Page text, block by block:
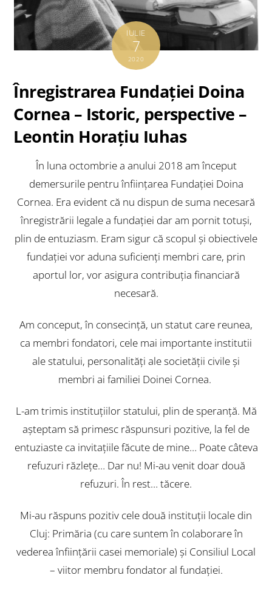
IULIE
7
2020
Înregistrarea Fundaţiei Doina
Cornea – Istoric, perspective –
Leontin Horaţiu Iuhas
În luna octombrie a anului 2018 am început
demersurile pentru înfiinţarea Fundaţiei Doina
Cornea. Era evident că nu dispun de suma necesară
înregistrării legale a fundaţiei dar am pornit totuşi,
plin de entuziasm. Eram sigur că scopul şi obiectivele
fundaţiei vor aduna suficienţi membri care, prin
aportul lor, vor asigura contribuţia financiară
necesară.
Am conceput, în consecinţă, un statut care reunea,
ca membri fondatori, cele mai importante institutii
ale statului, personalităţi ale societăţii civile şi
membri ai familiei Doinei Cornea.
L-am trimis instituţiilor statului, plin de speranţă. Mă
aşteptam să primesc răspunsuri pozitive, la fel de
entuziaste ca invitaţiile făcute de mine… Poate câteva
refuzuri răzleţe… Dar nu! Mi-au venit doar două
refuzuri. În rest… tăcere.
Mi-au răspuns pozitiv cele două instituţii locale din
Cluj: Primăria (cu care suntem în colaborare în
vederea înfiinţării casei memoriale) şi Consiliul Local
– viitor membru fondator al fundaţiei.